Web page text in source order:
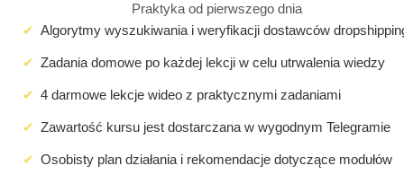
Praktyka od pierwszego dnia
Algorytmy wyszukiwania i weryfikacji dostawców
Zadania domowe po każdej lekcji w celu utrwalenia wiedzy
4 darmowe lekcje wideo z praktycznymi zadaniami
Zawartość kursu jest dostarczana w wygodnym Telegramie
Osobisty plan działania i rekomendacje dotyczące modułów